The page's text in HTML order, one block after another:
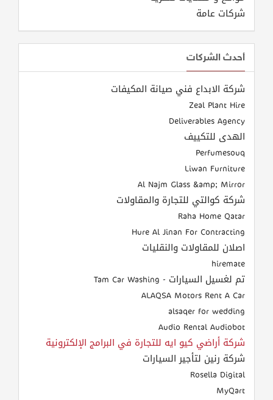
شركات عامة
أحدث الشركات
شركة الابداع فني صيانة المكيفات
Zeal Plant Hire
Deliverables Agency
الهدى للتكييف
Perfumesouq
Liwan Furniture
Al Najm Glass &amp; Mirror
شركة كوالتي للتجارة والمقاولات
Raha Home Qatar
Hure Al Jinan For Contracting
اصلان للمقاولات والنقليات
hiremate
تم لغسيل السيارات - Tam Car Washing
ALAQSA Motors Rent A Car
alsaqer for wedding
Audio Rental Audiobot
شركة أراضي كيو ايه للتجارة في البرامج الإلكترونية
شركة رنين لتأجير السيارات
Rosella Digital
MyQart